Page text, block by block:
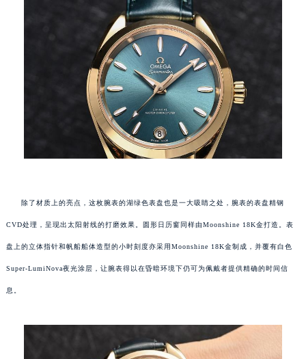
除了材质上的亮点，这枚腕表的湖绿色表盘也是一大吸睛之处，腕表的表盘精钢
CVD处理，呈现出太阳射线的打磨效果。圆形日历窗同样由Moonshine 18K金打造。表
盘上的立体指针和帆船船体造型的小时刻度亦采用Moonshine 18K金制成，并覆有白色
Super-LumiNova夜光涂层，让腕表得以在昏暗环境下仍可为佩戴者提供精确的时间信
息。